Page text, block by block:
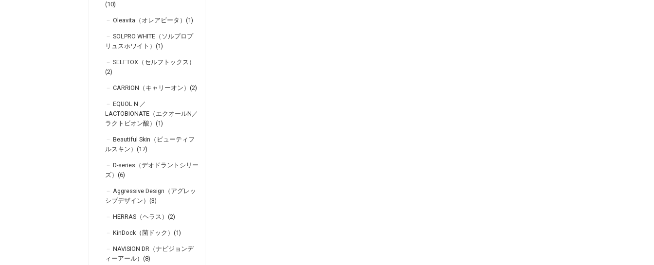
(10)
Oleavita（オレアビータ）(1)
SOLPRO WHITE（ソルプロプ
リュスホワイト）(1)
SELFTOX（セルフトックス）
(2)
CARRION（キャリーオン）(2)
EQUOL N ／
LACTOBIONATE（エクオールN／
ラクトビオン酸）(1)
Beautiful Skin（ビューティフ
ルスキン）(17)
D-series（デオドラントシリー
ズ）(6)
Aggressive Design（アグレッ
シブデザイン）(3)
HERRAS（ヘラス）(2)
KinDock（菌ドック）(1)
NAVISION DR（ナビジョンデ
ィーアール）(8)